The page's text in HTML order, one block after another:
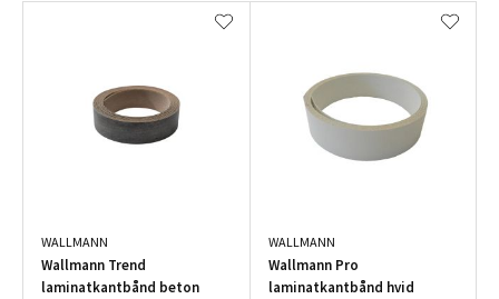
WALLMANN
Wallmann Trend
laminatkantbånd beton
WALLMANN
Wallmann Pro
laminatkantbånd hvid